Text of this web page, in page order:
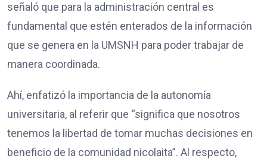
señaló que para la administración central es
fundamental que estén enterados de la información
que se genera en la UMSNH para poder trabajar de
manera coordinada.
Ahí, enfatizó la importancia de la autonomía
universitaria, al referir que “significa que nosotros
tenemos la libertad de tomar muchas decisiones en
beneficio de la comunidad nicolaita”. Al respecto,